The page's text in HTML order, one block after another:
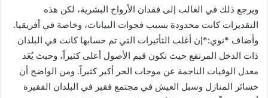
ويرجع ذلك في الغالب إلى فقدان الأرواح البشرية، لكن هذه
التقديرات كانت محدودة بسبب فجوات البيانات، وخاصة في أفريقيا.
وأضاف *نوي:*إن أغلب التأثيرات التي تم حسابها كانت في البلدان
ذات الدخل المرتفع حيث تكون قيم الأصول أعلى كثيراً، وحيث يُعَد
معدل الوفيات الناجمة عن موجات الحر أكبر كثيراً. ومن الواضح أن
خسائر المنازل وسبل العيش في مجتمع فقير في البلدان الفقيرة